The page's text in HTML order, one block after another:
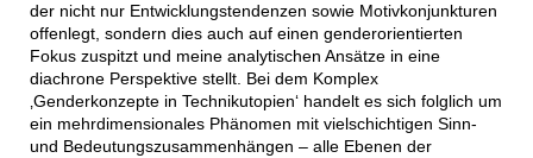
der nicht nur Entwicklungstendenzen sowie Motivkonjunkturen
offenlegt, sondern dies auch auf einen genderorientierten
Fokus zuspitzt und meine analytischen Ansätze in eine
diachrone Perspektive stellt. Bei dem Komplex
‚Genderkonzepte in Technikutopien‘ handelt es sich folglich um
ein mehrdimensionales Phänomen mit vielschichtigen Sinn-
und Bedeutungszusammenhängen – alle Ebenen der